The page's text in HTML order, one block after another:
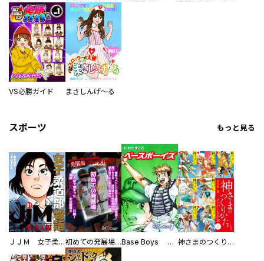
VS必勝ガイド まさしんげ～る
スポーツ もっと見る
ＪＪＭ 女子柔道部物語 社会人編 初めての発展場 【白抜き修正版】 Base Boys 新装版 神さまのつくりかた。スーパー大合本